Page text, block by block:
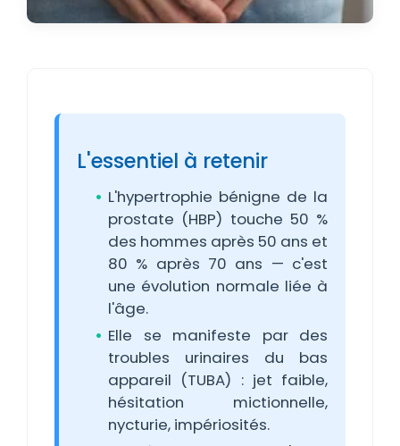
L'essentiel à retenir
L'hypertrophie bénigne de la
prostate (HBP) touche 50 %
des hommes après 50 ans et
80 % après 70 ans — c'est
une évolution normale liée à
l'âge.
Elle se manifeste par des
troubles urinaires du bas
appareil (TUBA) : jet faible,
hésitation mictionnelle,
nycturie, impériosités.